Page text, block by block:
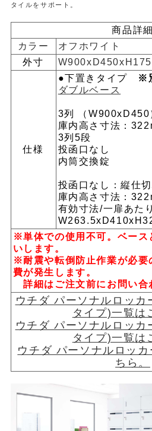
タイルをサポート。
商品詳細
カラー
オフホワイト
外寸
仕様
●下置きタイプ ※
ダブルベース
3列 （W900xD450
庫内高さ寸法：
3列5段
投函口なし
内筒交換錠
投函口なし：縦仕
庫内高さ寸法：
有効寸法/一扉あた
※単体での使用不可。ベース
いします。
※耐震や転倒防止作業が必要
費が発生します。
詳細はご注文前にお問い合
ウチダ パーソナルロッ
タイプ)一覧は
ウチダ パーソナルロッ
タイプ)一覧は
ウチダ パーソナルロッ
ちら。